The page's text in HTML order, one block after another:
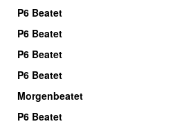
P6 Beatet
P6 Beatet
P6 Beatet
P6 Beatet
Morgenbeatet
P6 Beatet